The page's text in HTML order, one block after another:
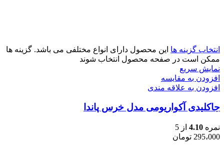
انتخاب گزینه ها این محصول دارای انواع مختلفی می باشد. گزینه ها
ممکن است در صفحه محصول انتخاب شوند
نمایش سریع
افزودن به مقایسه
افزودن به علاقه مندی
جاکلیدی آکواریومی مدل خرس پاندا
نمره 4.10 از 5
295،000 تومان